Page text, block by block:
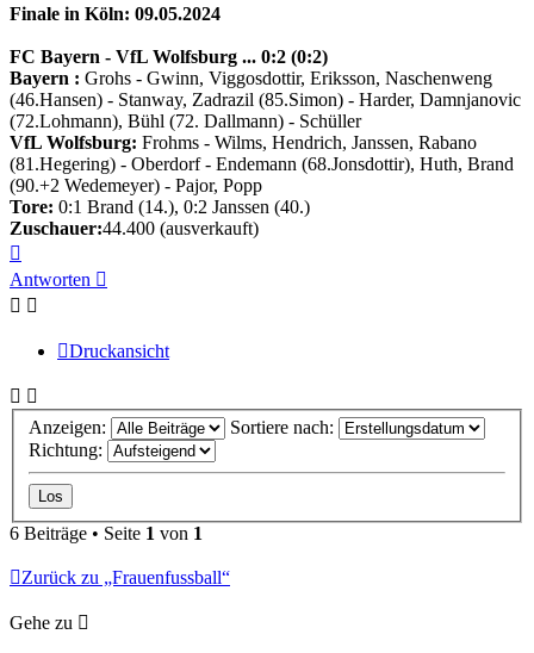
Finale in Köln: 09.05.2024
FC Bayern - VfL Wolfsburg ... 0:2 (0:2)
Bayern : Grohs - Gwinn, Viggosdottir, Eriksson, Naschenweng
(46.Hansen) - Stanway, Zadrazil (85.Simon) - Harder, Damnjanovic
(72.Lohmann), Bühl (72. Dallmann) - Schüller
VfL Wolfsburg: Frohms - Wilms, Hendrich, Janssen, Rabano
(81.Hegering) - Oberdorf - Endemann (68.Jonsdottir), Huth, Brand
(90.+2 Wedemeyer) - Pajor, Popp
Tore: 0:1 Brand (14.), 0:2 Janssen (40.)
Zuschauer:44.400 (ausverkauft)
oben
Antworten
Druckansicht
Anzeigen:
Sortiere nach:
Richtung:
6 Beiträge • Seite 1 von 1
Zurück zu „Frauenfussball“
Gehe zu